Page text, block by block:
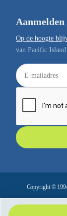
Op de hoogte
van Pacific
E
-
a
Copyright ©